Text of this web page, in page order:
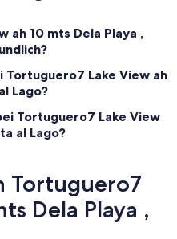
ah 10 mts Dela Playa ,
Tortuguero7 Lake View ah
Lago?
Tortuguero7 Lake View
al Lago?
Tortuguero7
Dela Playa ,